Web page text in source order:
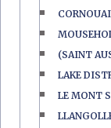
(SAINT
LAKE
LE MONT